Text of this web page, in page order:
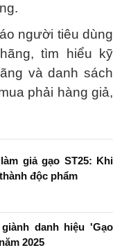
người tiêu dùng
tìm hiểu kỹ
và danh sách
phải hàng giả,
giả gạo ST25: Khi
độc phẩm
danh hiệu 'Gạo
2025